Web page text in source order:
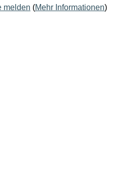
melden (Mehr Informationen)